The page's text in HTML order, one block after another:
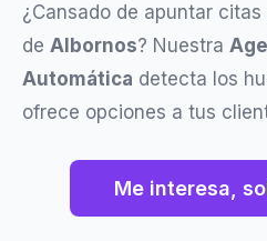
¿Cansado de apuntar
de Albornos? Nuestra
Automática detecta los
ofrece opciones a tus
Me interesa,